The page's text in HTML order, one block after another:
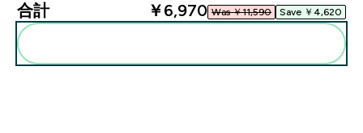
合計 ￥6,970‎ Was ￥11,590‎ Save ￥4,620‎